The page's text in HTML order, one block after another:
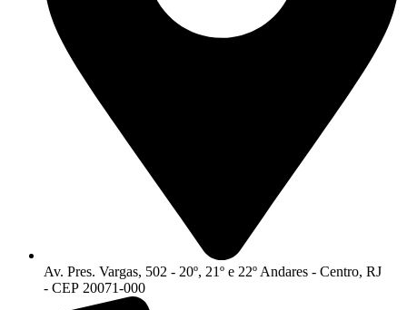
Av. Pres. Vargas, 502 - 20º, 21º e 22º Andares - Centro, RJ
- CEP 20071-000